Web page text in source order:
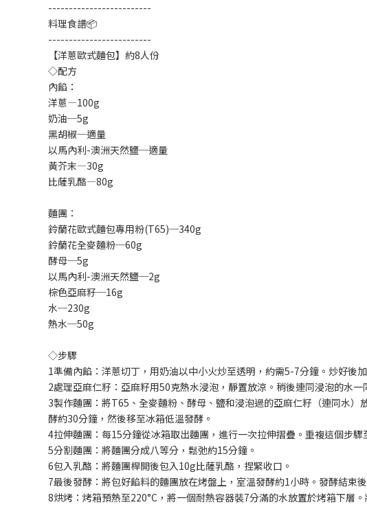
-------------------------
料理食譜📦
-------------------------
【洋蔥歐式麵包】約8人份
◇配方
內餡：
洋蔥—100g
奶油─5g
黑胡椒─適量
以馬內利-澳洲天然鹽─適量
黃芥末—30g
比薩乳酪—80g
麵團：
鈴蘭花歐式麵包專用粉(T65)─340g
鈴蘭花全麥麵粉─60g
酵母─5g
以馬內利-澳洲天然鹽─2g
棕色亞麻籽─16g
水─230g
熱水─50g
◇步驟
1準備內餡：洋蔥切丁，用奶油以中小火炒至透明，約需5-7分鐘。炒好後
2處理亞麻仁籽：亞麻籽用50克熱水浸泡，靜置放涼。稍後連同浸泡的水一
3製作麵團：將T65、全麥麵粉、酵母、鹽和浸泡過的亞麻仁籽（連同水
酵約30分鐘，然後移至冰箱低溫發酵。
4拉伸麵團：每15分鐘從冰箱取出麵團，進行一次拉伸摺疊。重複這個步
5分割麵團：將麵團分成八等分，鬆弛約15分鐘。
6包入乳酪：將麵團桿開後包入10g比薩乳酪，捏緊收口。
7最後發酵：將包好餡料的麵團放在烤盤上，室溫發酵約1小時。發酵結束
8烘烤：烤箱預熱至220°C，將一個耐熱容器裝7分滿的水放置於烤箱下層